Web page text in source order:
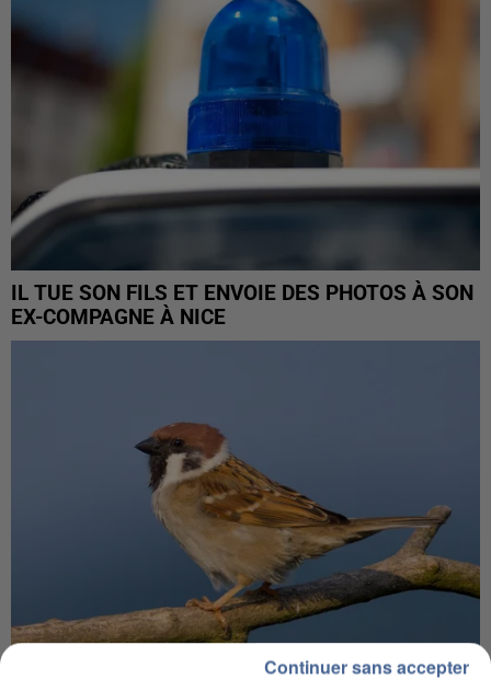
IL TUE SON FILS ET ENVOIE DES PHOTOS À SON
EX-COMPAGNE À NICE
Continuer sans accepter